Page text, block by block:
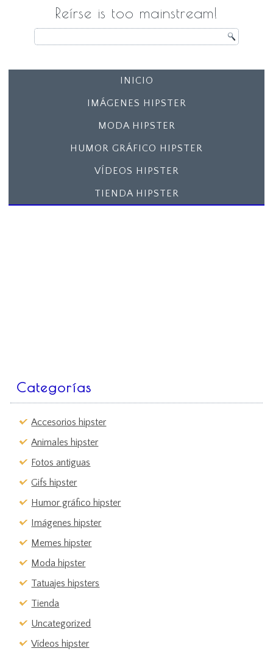
Reírse is too mainstream!
INICIO
IMÁGENES HIPSTER
MODA HIPSTER
HUMOR GRÁFICO HIPSTER
VÍDEOS HIPSTER
TIENDA HIPSTER
Categorías
Accesorios hipster
Animales hipster
Fotos antiguas
Gifs hipster
Humor gráfico hipster
Imágenes hipster
Memes hipster
Moda hipster
Tatuajes hipsters
Tienda
Uncategorized
Vídeos hipster